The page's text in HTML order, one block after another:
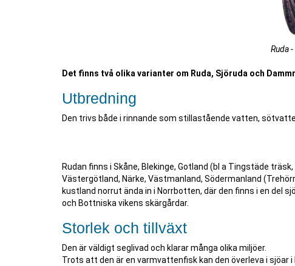
Ruda
Det finns två olika varianter om Ruda, Sjöruda och
Utbredning
Den trivs både i rinnande som stillastående vatten,
Rudan finns i Skåne, Blekinge, Gotland (bl a Tingstäde
Västergötland, Närke, Västmanland, Södermanland
kustland norrut ända in i Norrbotten, där den finns i en del
och Bottniska vikens skärgårdar.
Storlek och tillväxt
Den är väldigt seglivad och klarar många olika miljöer.
Trots att den är en varmvattenfisk kan den överleva i sjöar